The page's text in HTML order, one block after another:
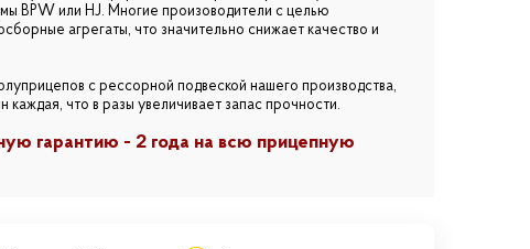
BPW или HJ. Многие произоводители с целью
агрегаты, что значительно снижает качество и
с рессорной подвеской нашего производства,
что в разы увеличивает запас прочности.
гарантию - 2 года на всю прицепную